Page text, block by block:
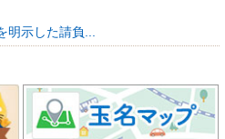
明示した請負...